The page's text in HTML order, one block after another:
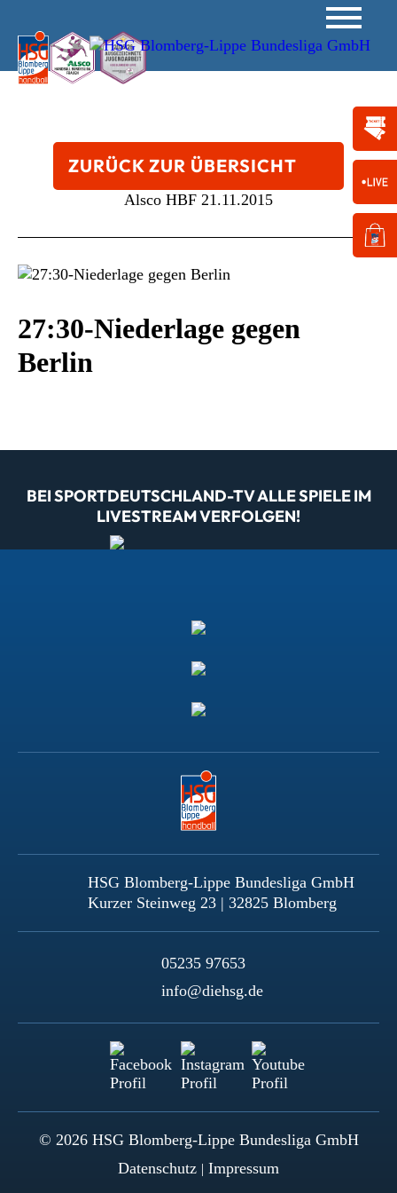
ZURÜCK ZUR ÜBERSICHT
Alsco HBF 21.11.2015
27:30-Niederlage gegen
Berlin
BEI SPORTDEUTSCHLAND-TV ALLE SPIELE IM
LIVESTREAM VERFOLGEN!
HSG Blomberg-Lippe Bundesliga GmbH
Kurzer Steinweg 23 | 32825 Blomberg
05235 97653
info@diehsg.de
© 2026 HSG Blomberg-Lippe Bundesliga GmbH
Datenschutz
Impressum